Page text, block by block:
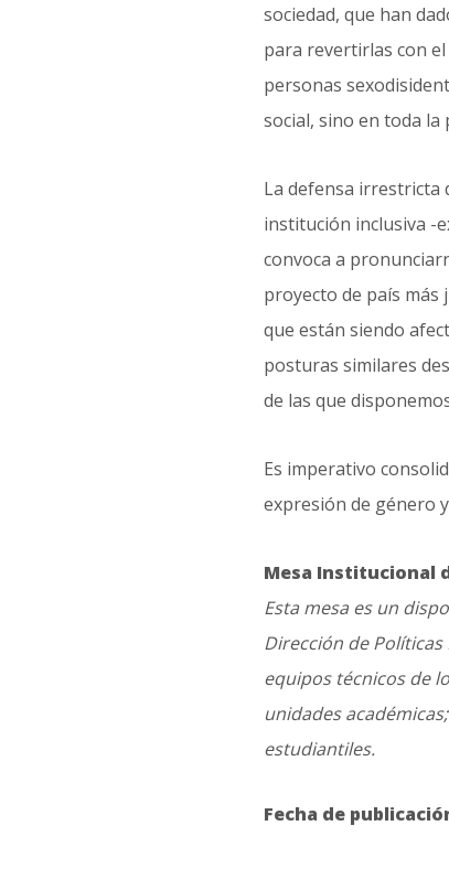
sociedad, que han
para revertirlas con
personas
social, sino en toda la
La defensa irrestricta
institución inclusiva -
convoca a
proyecto de país más
que están siendo
posturas similares
de las que
Es imperativo
expresión de género
Mesa Institucional
Esta mesa es un
Dirección de
equipos técnicos de
unidades
estudiantiles.
Fecha de